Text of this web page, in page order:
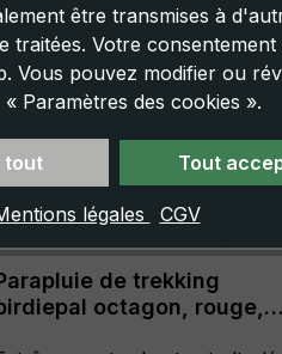
de trekking
octagon, rouge,
être transmises à
Votre
Vous pouvez modifier ou
Paramètres des cookies ».
tout Tout
légales CGV